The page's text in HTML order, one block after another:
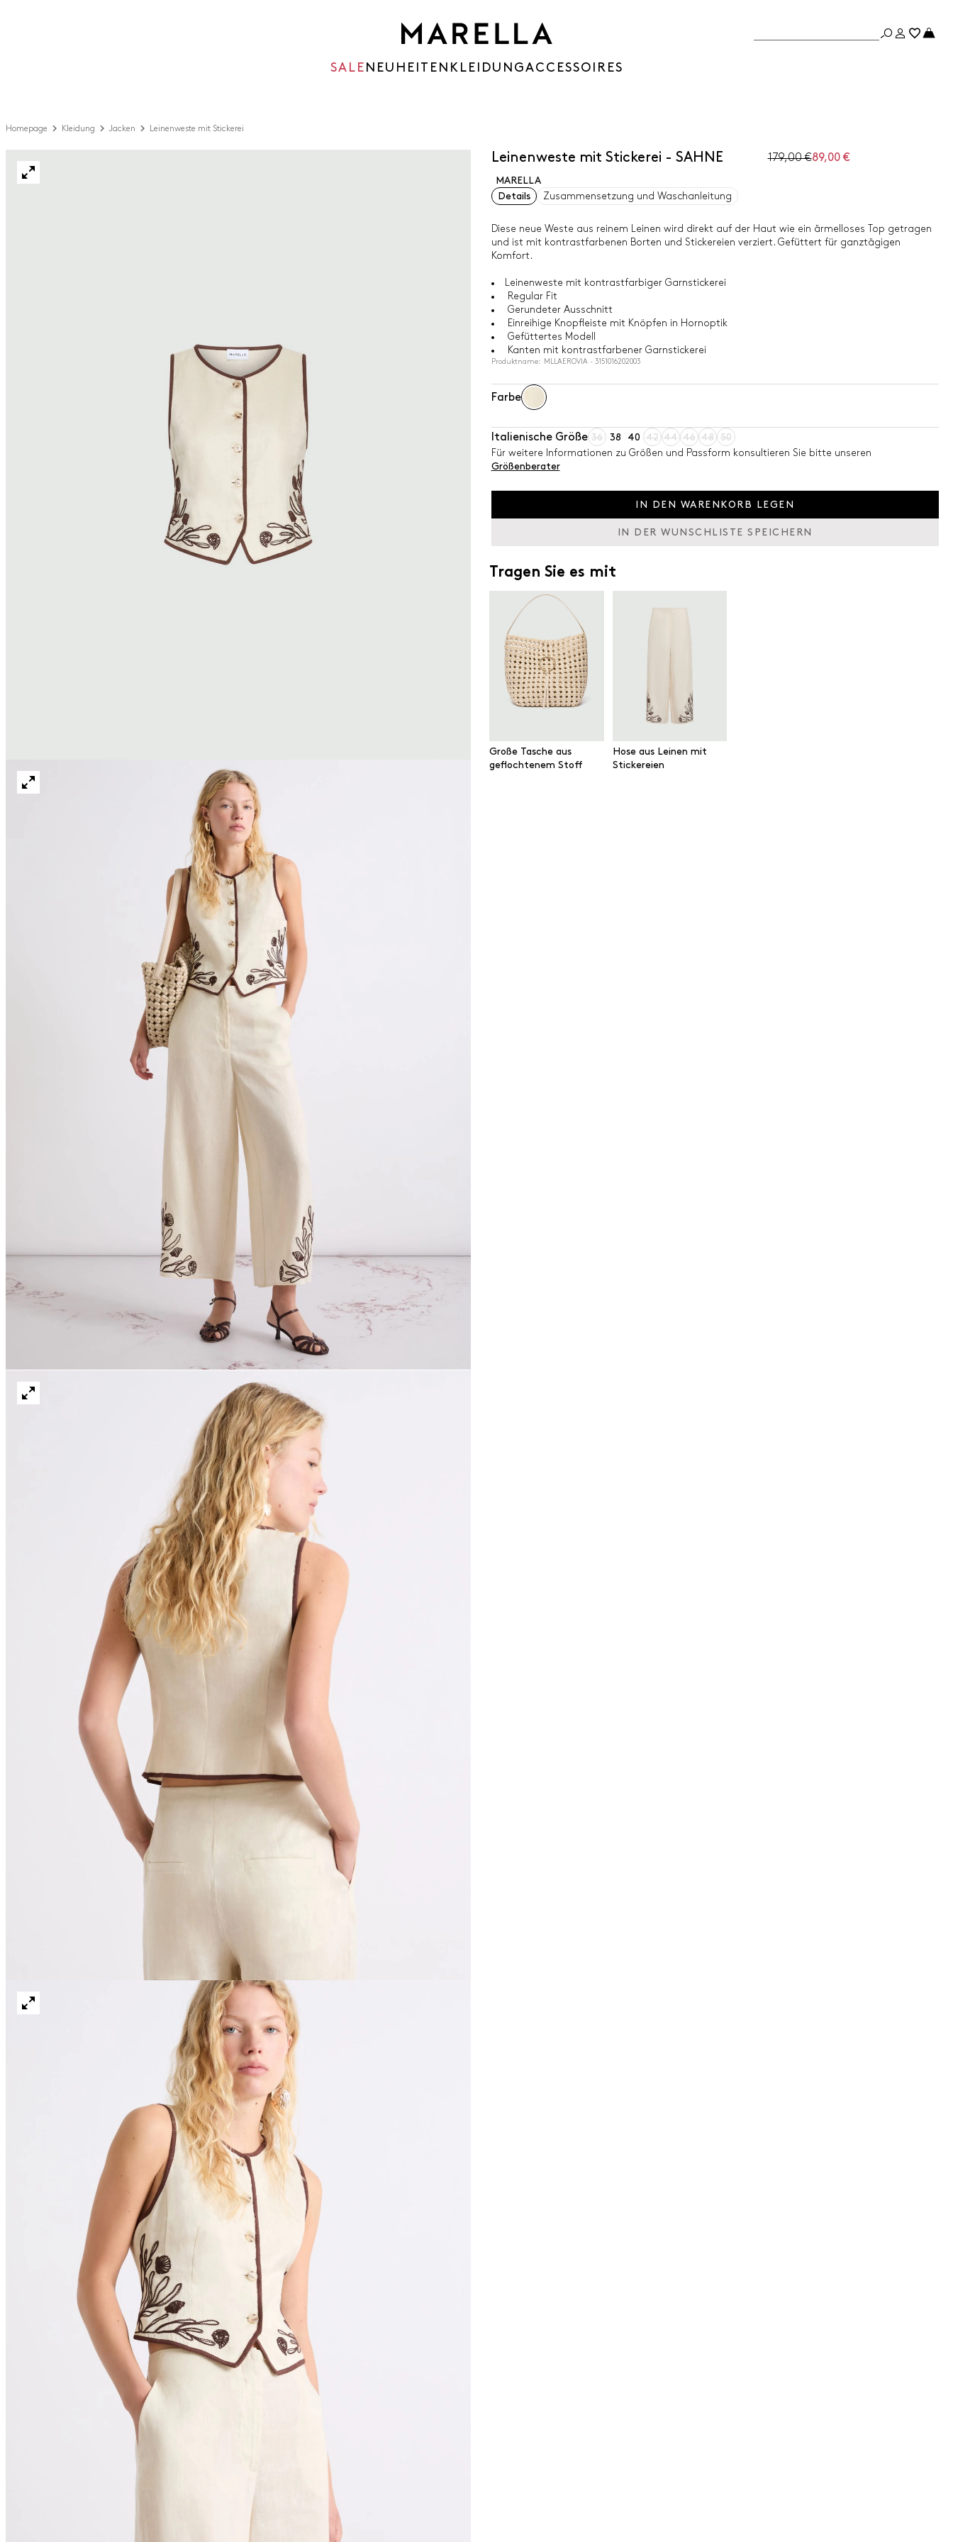
SALE NEUHEITEN KLEIDUNGACCESSOIRES
Homepage Kleidung Jacken Leinenweste mit Stickerei
Leinenweste mit Stickerei - SAHNE 179,00 €89,00 €
MARELLA
Details
Zusammensetzung und Waschanleitung
Diese neue Weste aus reinem Leinen wird direkt auf der Haut wie ein ärmelloses Top getragen
und ist mit kontrastfarbenen Borten und Stickereien verziert. Gefüttert für ganztägigen
Komfort.
Leinenweste mit kontrastfarbiger Garnstickerei
Regular Fit
Gerundeter Ausschnitt
Einreihige Knopfleiste mit Knöpfen in Hornoptik
Gefüttertes Modell
Kanten mit kontrastfarbener Garnstickerei
Produktname: MLLAEROVIA - 3151016202003
Farbe
Italienische Größe 36 38 40 42 44 46 48
50
Für weitere Informationen zu Größen und Passform konsultieren Sie bitte unseren
Größenberater
IN DEN WARENKORB LEGEN
IN DER WUNSCHLISTE SPEICHERN
Tragen Sie es mit
Große Tasche aus
geflochtenem Stoff
Hose aus Leinen mit
Stickereien